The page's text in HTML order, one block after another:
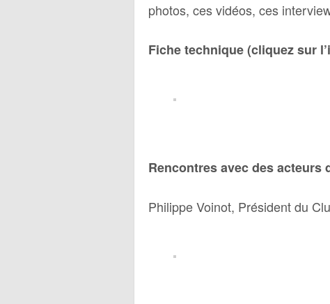
photos, ces vidéos, ces
Fiche technique (cliquez sur
Rencontres avec des
Philippe Voinot, Président du